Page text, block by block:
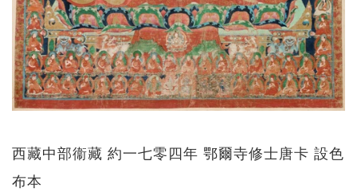
西藏中部衞藏 約一七零四年 鄂爾寺修士唐卡 設色
布本